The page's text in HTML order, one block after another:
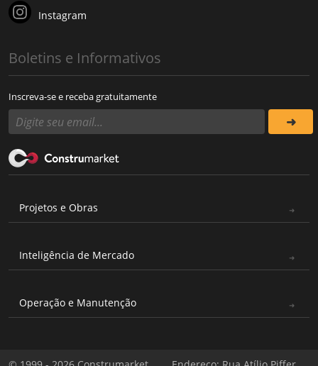
Instagram
Boletins e Informativos
Inscreva-se e receba gratuitamente
Projetos e Obras
Inteligência de Mercado
Operação e Manutenção